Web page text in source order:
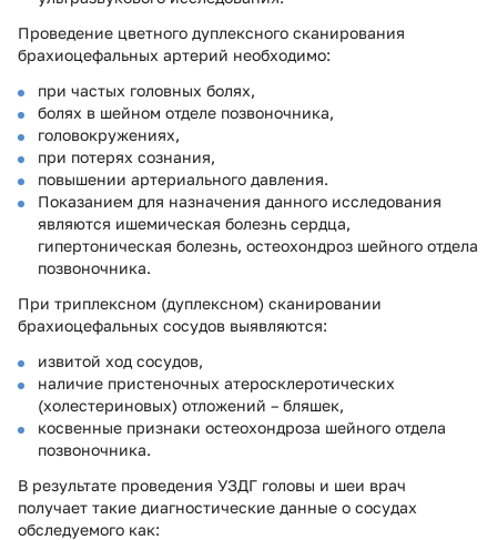
Проведение цветного дуплексного сканирования
брахиоцефальных артерий необходимо:
при частых головных болях,
болях в шейном отделе позвоночника,
головокружениях,
при потерях сознания,
повышении артериального давления.
Показанием для назначения данного исследования
являются ишемическая болезнь сердца,
гипертоническая болезнь, остеохондроз шейного отдела
позвоночника.
При триплексном (дуплексном) сканировании
брахиоцефальных сосудов выявляются:
извитой ход сосудов,
наличие пристеночных атеросклеротических
(холестериновых) отложений – бляшек,
косвенные признаки остеохондроза шейного отдела
позвоночника.
В результате проведения УЗДГ головы и шеи врач
получает такие диагностические данные о сосудах
обследуемого как: